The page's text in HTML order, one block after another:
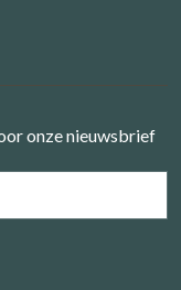
onze nieuwsbrief